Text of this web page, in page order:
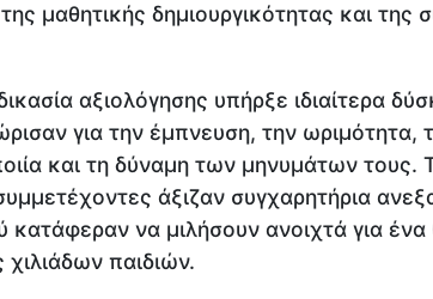
μαθητικής δημιουργικότητας και της
αξιολόγησης υπήρξε ιδιαίτερα
για την έμπνευση, την ωριμότητα,
και τη δύναμη των μηνυμάτων τους.
άξιζαν συγχαρητήρια
να μιλήσουν ανοιχτά για
χιλιάδων παιδιών.